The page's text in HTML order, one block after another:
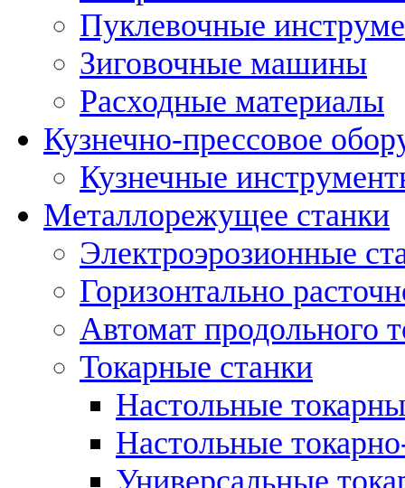
Пуклевочные
Зиговочные машины
Расходные материалы
Кузнечно-прессовое
Кузнечные
Металлорежущее станки
Электроэрозионные
Горизонтально
Автомат продольного
Токарные станки
Настольные
Настольные
Универсальные